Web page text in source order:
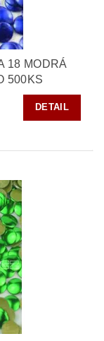
18 MODRÁ
500KS
DETAIL